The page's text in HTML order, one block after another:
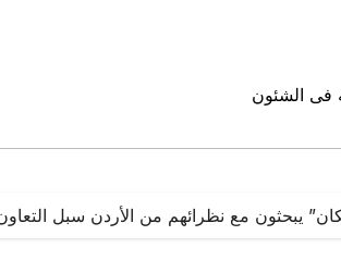
فى الشئون
يبحثون مع نظرائهم من الأردن سبل